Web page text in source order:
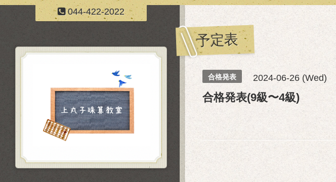
044-422-2022
予定表
合格発表 2024-06-26 (Wed)
合格発表(9級〜4級)